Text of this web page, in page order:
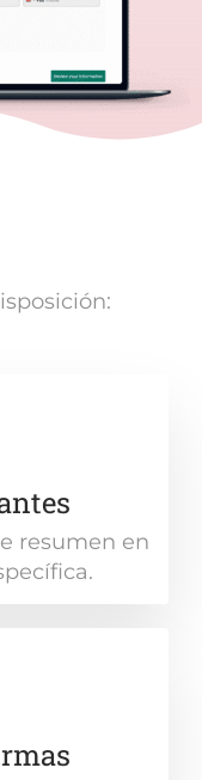
resumen en